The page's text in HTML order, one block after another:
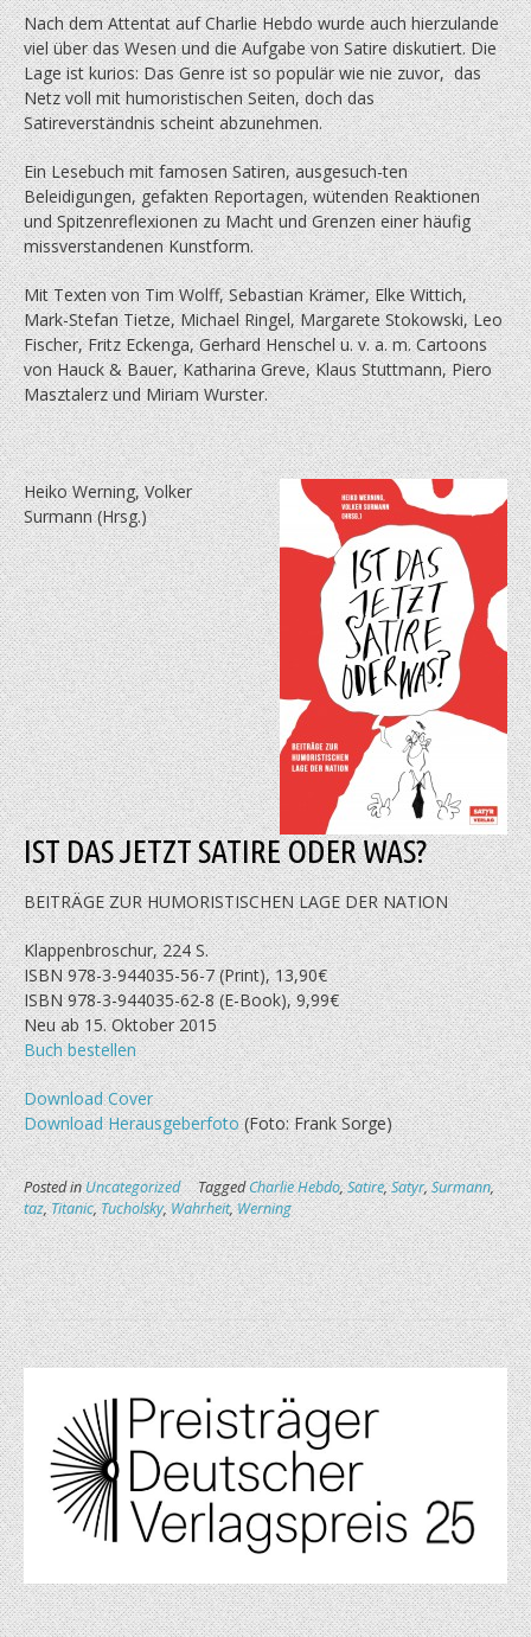
Nach dem Attentat auf Charlie Hebdo wurde auch hierzulande
viel über das Wesen und die Aufgabe von Satire diskutiert. Die
Lage ist kurios: Das Genre ist so populär wie nie zuvor, das
Netz voll mit humoristischen Seiten, doch das
Satireverständnis scheint abzunehmen.
Ein Lesebuch mit famosen Satiren, ausgesuch-ten
Beleidigungen, gefakten Reportagen, wütenden Reaktionen
und Spitzenreflexionen zu Macht und Grenzen einer häufig
missverstandenen Kunstform.
Mit Texten von Tim Wolff, Sebastian Krämer, Elke Wittich,
Mark-Stefan Tietze, Michael Ringel, Margarete Stokowski, Leo
Fischer, Fritz Eckenga, Gerhard Henschel u. v. a. m. Cartoons
von Hauck & Bauer, Katharina Greve, Klaus Stuttmann, Piero
Masztalerz und Miriam Wurster.
Heiko Werning, Volker
Surmann (Hrsg.)
IST DAS JETZT SATIRE ODER WAS?
BEITRÄGE ZUR HUMORISTISCHEN LAGE DER NATION
Klappenbroschur, 224 S.
ISBN 978-3-944035-56-7 (Print), 13,90€
ISBN 978-3-944035-62-8 (E-Book), 9,99€
Neu ab 15. Oktober 2015
Buch bestellen
Download Cover
Download Herausgeberfoto(Foto: Frank Sorge)
Posted inUncategorized TaggedCharlie Hebdo,Satire,Satyr,Surmann,
taz,Titanic,Tucholsky,Wahrheit,Werning